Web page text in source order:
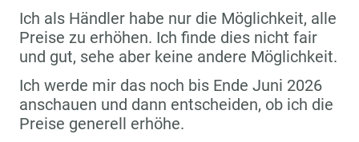
Ich als Händler habe nur die Möglichkeit, alle
Preise zu erhöhen. Ich finde dies nicht fair
und gut, sehe aber keine andere Möglichkeit.
Ich werde mir das noch bis Ende Juni 2026
anschauen und dann entscheiden, ob ich die
Preise generell erhöhe.